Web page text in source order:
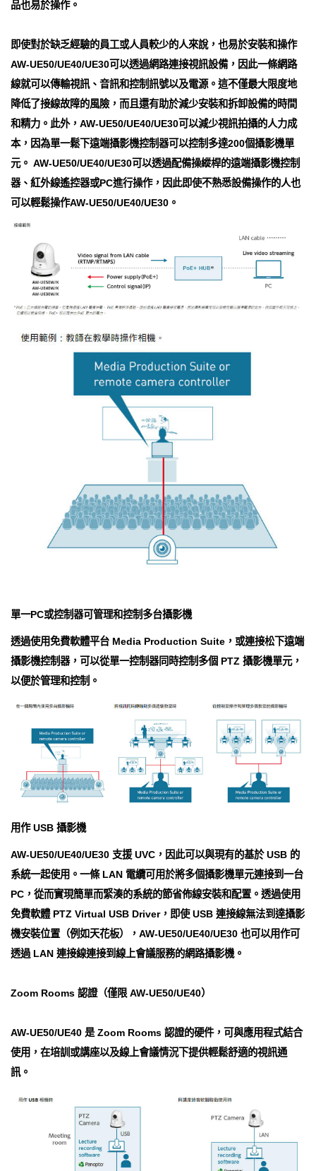
品也易於操作。
即使對於缺乏經驗的員工或人員較少的人來說，也易於安裝和操作
AW-UE50/UE40/UE30可以透過網路連接視訊設備，因此一條網路
線就可以傳輸視訊、音訊和控制訊號以及電源。這不僅最大限度地
降低了接線故障的風險，而且還有助於減少安裝和拆卸設備的時間
和精力。此外，AW-UE50/UE40/UE30可以減少視訊拍攝的人力成
本，因為單一鬆下遠端攝影機控制器可以控制多達200個攝影機單
元。 AW-UE50/UE40/UE30可以透過配備操縱桿的遠端攝影機控制
器、紅外線遙控器或PC進行操作，因此即使不熟悉設備操作的人也
可以輕鬆操作AW-UE50/UE40/UE30。
單一PC或控制器可管理和控制多台攝影機
透過使用免費軟體平台 Media Production Suite，或連接松下遠端
攝影機控制器，可以從單一控制器同時控制多個 PTZ 攝影機單元，
以便於管理和控制。
用作 USB 攝影機
AW-UE50/UE40/UE30 支援 UVC，因此可以與現有的基於 USB 的
系統一起使用。一條 LAN 電纜可用於將多個攝影機單元連接到一台
PC，從而實現簡單而緊湊的系統的節省佈線安裝和配置。透過使用
免費軟體 PTZ Virtual USB Driver，即使 USB 連接線無法到達攝影
機安裝位置（例如天花板），AW-UE50/UE40/UE30 也可以用作可
透過 LAN 連接線連接到線上會議服務的網路攝影機。
Zoom Rooms 認證（僅限 AW-UE50/UE40）
AW-UE50/UE40 是 Zoom Rooms 認證的硬件，可與應用程式結合
使用，在培訓或講座以及線上會議情況下提供輕鬆舒適的視訊通
訊。